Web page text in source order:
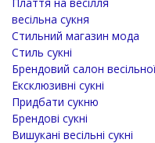
весільна сукня
Стильний магазин мода
Стиль сукні
Брендовий салон
Ексклюзивні сукні
Придбати сукню
Брендові сукні
Вишукані весільні сукні